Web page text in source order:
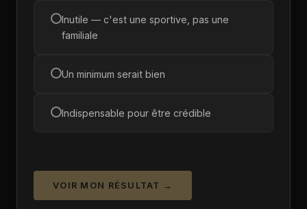
Inutile — c'est une sportive, pas une
familiale
Un minimum serait bien
Indispensable pour être crédible
VOIR MON RÉSULTAT →